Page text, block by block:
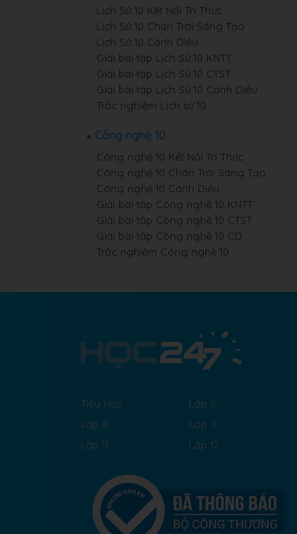
Lịch Sử 10 Kết Nối Tri Thức
Lịch Sử 10 Chân Trời Sáng Tạo
Lịch Sử 10 Cánh Diều
Giải bài tập Lịch Sử 10 KNTT
Giải bài tập Lịch Sử 10 CTST
Giải bài tập Lịch Sử 10 Cánh Diều
Trắc nghiệm Lịch sử 10
Công nghệ 10
Công nghệ 10 Kết Nối Tri Thức
Công nghệ 10 Chân Trời Sáng Tạo
Công nghệ 10 Cánh Diều
Giải bài tập Công nghệ 10 KNTT
Giải bài tập Công nghệ 10 CTST
Giải bài tập Công nghệ 10 CD
Trắc nghiệm Công nghệ 10
Tiểu Học Lớp 6
Lớp 8
Lớp 9
Lớp 11
Lớp 12